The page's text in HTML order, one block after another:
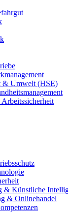
& Umwelt (HSE)
& Künstliche
& Onlinehandel